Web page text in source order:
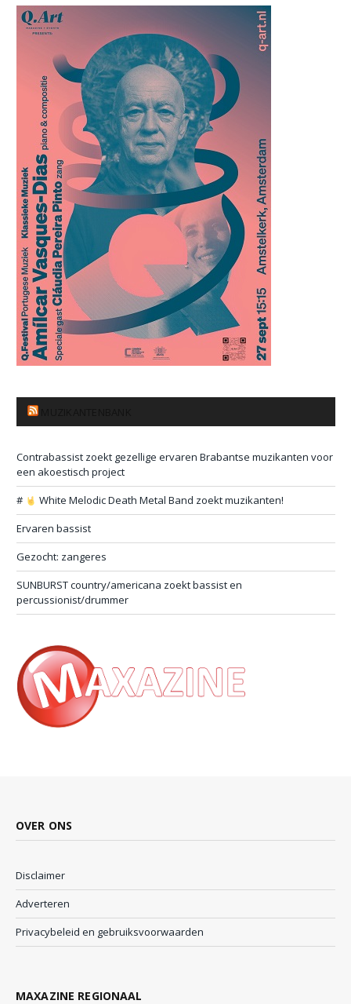
Contrabassist zoekt gezellige ervaren Brabantse muzikanten voor
een akoestisch project
#
White Melodic Death Metal Band zoekt muzikanten!
Ervaren bassist
Gezocht: zangeres
SUNBURST country/americana zoekt bassist en
percussionist/drummer
OVER ONS
Disclaimer
Adverteren
Privacybeleid en gebruiksvoorwaarden
MAXAZINE REGIONAAL